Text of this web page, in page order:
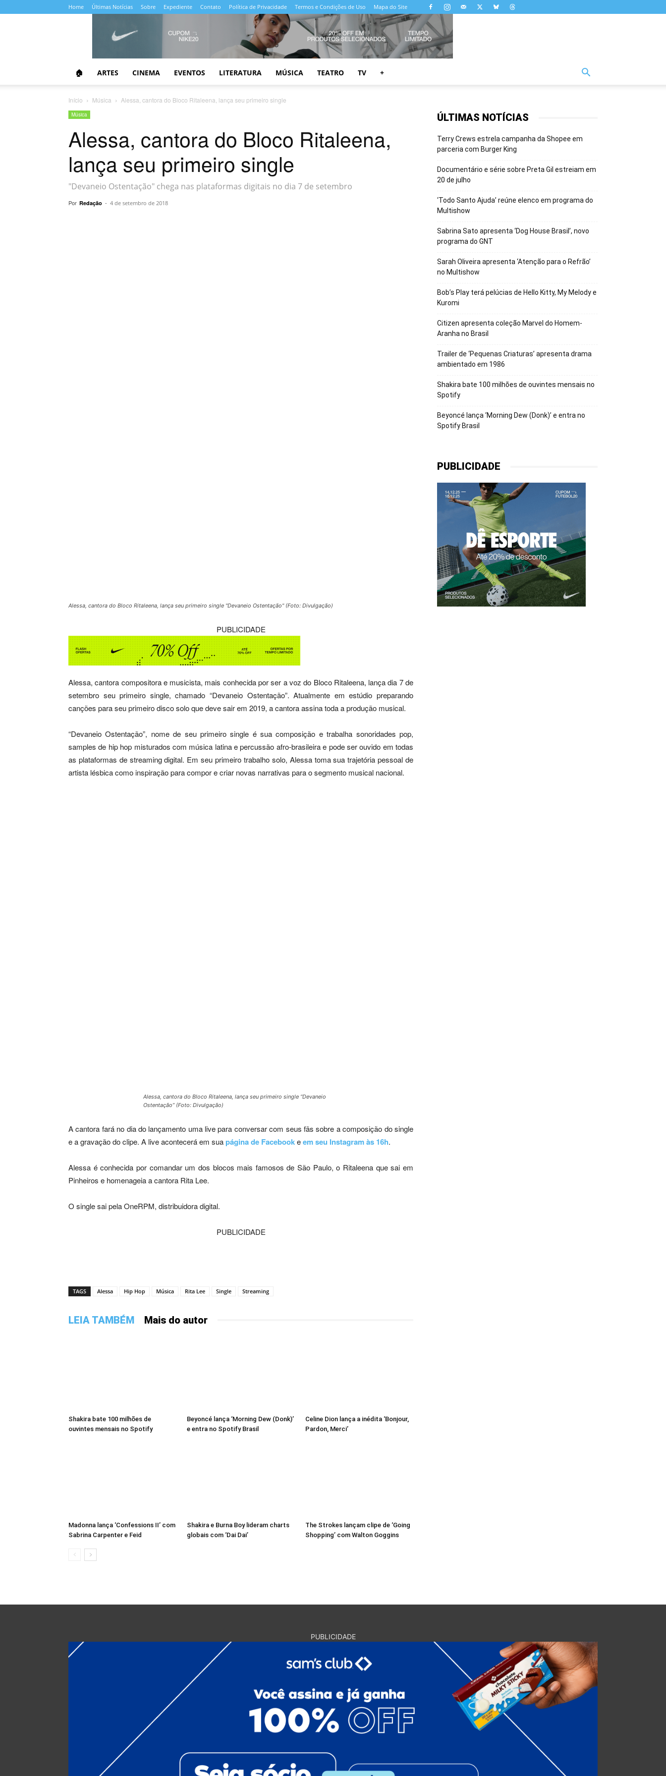
Home Últimas Notícias Sobre Expediente Contato Política de Privacidade Termos e Condições de Uso Mapa do Site
🏠 ARTES CINEMA EVENTOS LITERATURA MÚSICA TEATRO TV +
Início Música Alessa, cantora do Bloco Ritaleena, lança seu primeiro single
Música
Alessa, cantora do Bloco Ritaleena,
lança seu primeiro single
"Devaneio Ostentação" chega nas plataformas digitais no dia 7 de setembro
Por Redação - 4 de setembro de 2018
Alessa, cantora do Bloco Ritaleena, lança seu primeiro single "Devaneio Ostentação" (Foto: Divulgação)
PUBLICIDADE
Alessa, cantora compositora e musicista, mais conhecida por ser a voz do Bloco Ritaleena, lança dia 7 de
setembro seu primeiro single, chamado “Devaneio Ostentação”. Atualmente em estúdio preparando
canções para seu primeiro disco solo que deve sair em 2019, a cantora assina toda a produção musical.
“Devaneio Ostentação”, nome de seu primeiro single é sua composição e trabalha sonoridades pop,
samples de hip hop misturados com música latina e percussão afro-brasileira e pode ser ouvido em todas
as plataformas de streaming digital. Em seu primeiro trabalho solo, Alessa toma sua trajetória pessoal de
artista lésbica como inspiração para compor e criar novas narrativas para o segmento musical nacional.
Alessa, cantora do Bloco Ritaleena, lança seu primeiro single “Devaneio
Ostentação” (Foto: Divulgação)
A cantora fará no dia do lançamento uma live para conversar com seus fãs sobre a composição do single
e a gravação do clipe. A live acontecerá em suapágina de Facebookeem seu Instagram às 16h.
Alessa é conhecida por comandar um dos blocos mais famosos de São Paulo, o Ritaleena que sai em
Pinheiros e homenageia a cantora Rita Lee.
O single sai pela OneRPM, distribuidora digital.
PUBLICIDADE
TAGS Alessa Hip Hop Música Rita Lee Single Streaming
LEIA TAMBÉM Mais do autor
Shakira bate 100 milhões de
ouvintes mensais no Spotify
Beyoncé lança ‘Morning Dew (Donk)’
e entra no Spotify Brasil
Celine Dion lança a inédita ‘Bonjour,
Pardon, Merci’
Madonna lança ‘Confessions II’ com
Sabrina Carpenter e Feid
Shakira e Burna Boy lideram charts
globais com ‘Dai Dai’
The Strokes lançam clipe de ‘Going
Shopping’ com Walton Goggins
ÚLTIMAS NOTÍCIAS
Terry Crews estrela campanha da Shopee em
parceria com Burger King
Documentário e série sobre Preta Gil estreiam em
20 de julho
‘Todo Santo Ajuda’ reúne elenco em programa do
Multishow
Sabrina Sato apresenta ‘Dog House Brasil’, novo
programa do GNT
Sarah Oliveira apresenta ‘Atenção para o Refrão’
no Multishow
Bob’s Play terá pelúcias de Hello Kitty, My Melody e
Kuromi
Citizen apresenta coleção Marvel do Homem-
Aranha no Brasil
Trailer de ‘Pequenas Criaturas’ apresenta drama
ambientado em 1986
Shakira bate 100 milhões de ouvintes mensais no
Spotify
Beyoncé lança ‘Morning Dew (Donk)’ e entra no
Spotify Brasil
PUBLICIDADE
PUBLICIDADE